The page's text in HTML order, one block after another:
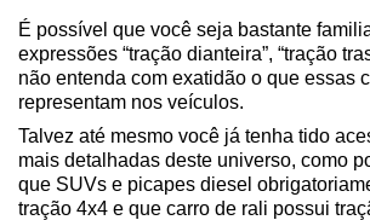
É possível que você seja bastante
expressões “tração dianteira”, “tração
não entenda com exatidão o que essas
representam nos veículos.
Talvez até mesmo você já tenha tido
mais detalhadas deste universo, como
que SUVs e picapes diesel
tração 4x4 e que carro de rali possui